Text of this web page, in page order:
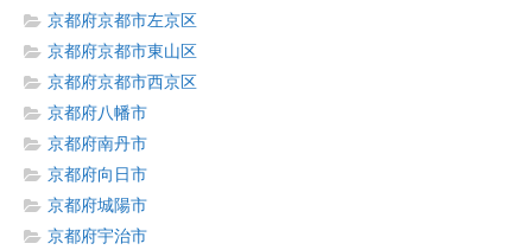
京都府京都市左京区
京都府京都市東山区
京都府京都市西京区
京都府八幡市
京都府南丹市
京都府向日市
京都府城陽市
京都府宇治市